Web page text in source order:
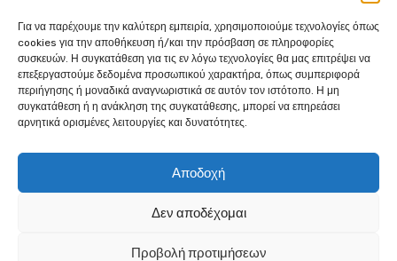
Για να παρέχουμε την καλύτερη εμπειρία, χρησιμοποιούμε τεχνολογίες όπως
cookies για την αποθήκευση ή/και την πρόσβαση σε πληροφορίες
συσκευών. Η συγκατάθεση για τις εν λόγω τεχνολογίες θα μας επιτρέψει να
επεξεργαστούμε δεδομένα προσωπικού χαρακτήρα, όπως συμπεριφορά
περιήγησης ή μοναδικά αναγνωριστικά σε αυτόν τον ιστότοπο. Η μη
συγκατάθεση ή η ανάκληση της συγκατάθεσης, μπορεί να επηρεάσει
αρνητικά ορισμένες λειτουργίες και δυνατότητες.
Αποδοχή
Δεν αποδέχομαι
Προβολή προτιμήσεων
+30 22410 31290
ΕΡΥΘΡΟΥ ΣΤΑΥΡΟΥ 6 (ΕΝΤΟΣ
ΠΑΛΑΙΟΥ ΝΟΣΟΚΟΜΕΙΟΥ ΡΟΔΟΥ)
85100 ΡΟΔΟΣ
WEB & IT SOLUTIONS